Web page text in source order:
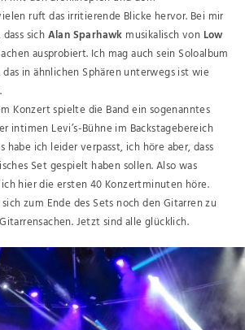
ruft das irritierende Blicke hervor. Bei mir
sichAlan Sparhawk musikalisch von Low
ausprobiert. Ich mag auch sein Soloalbum
das in ähnlichen Sphären unterwegs ist wie
Konzert spielte die Band ein sogenanntes
intimen Levi’s-Bühne im Backstagebereich
habe ich leider verpasst, ich höre aber, dass
Set gespielt haben sollen. Also was
hier die ersten 40 Konzertminuten höre.
zum Ende des Sets noch den Gitarren zu
Jetzt sind alle glücklich.